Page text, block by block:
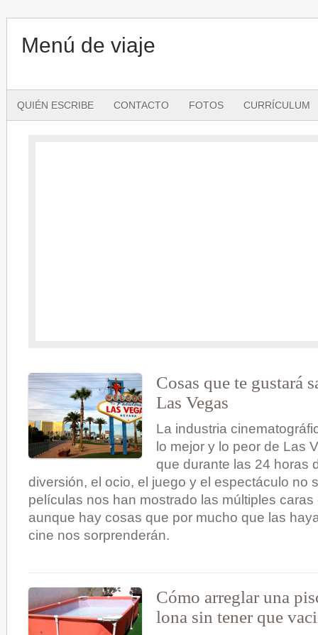
Menú de viaje
QUIÉN ESCRIBE CONTACTO FOTOS CURRÍCULUM
Cosas que te gustará
Las Vegas
La industria
lo mejor y lo peor de Las
que durante las 24 horas
diversión, el ocio, el juego y el espectáculo no
películas nos han mostrado las múltiples
aunque hay cosas que por mucho que las
cine nos sorprenderán.
Cómo arreglar una
lona sin tener que